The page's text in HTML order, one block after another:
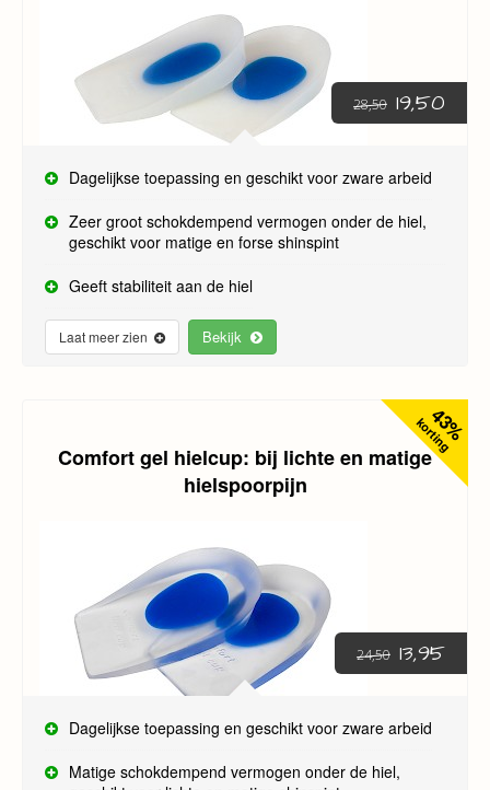
28,50 19,50
Dagelijkse toepassing en geschikt voor zware arbeid
Zeer groot schokdempend vermogen onder de hiel,
geschikt voor matige en forse shinspint
Geeft stabiliteit aan de hiel
Laat meer zien Bekijk
43%
korting
Comfort gel hielcup: bij lichte en matige
hielspoorpijn
24,50 13,95
Dagelijkse toepassing en geschikt voor zware arbeid
Matige schokdempend vermogen onder de hiel,